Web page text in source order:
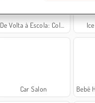
De Volta à Escola: Colorindo Ursinhos
Car Salon Bebê